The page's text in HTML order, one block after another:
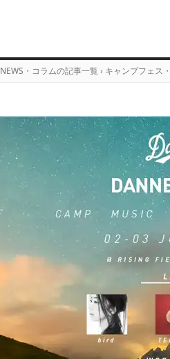
NEWS・コラムの記事一覧 › キャンプフェス